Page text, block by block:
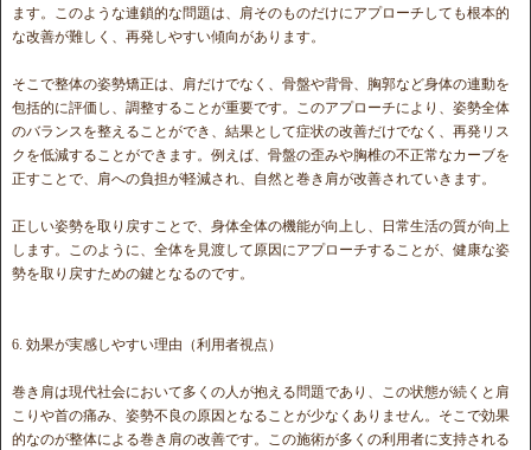
ます。このような連鎖的な問題は、肩そのものだけにアプローチしても根本的
な改善が難しく、再発しやすい傾向があります。
そこで整体の姿勢矯正は、肩だけでなく、骨盤や背骨、胸郭など身体の連動を
包括的に評価し、調整することが重要です。このアプローチにより、姿勢全体
のバランスを整えることができ、結果として症状の改善だけでなく、再発リス
クを低減することができます。例えば、骨盤の歪みや胸椎の不正常なカーブを
正すことで、肩への負担が軽減され、自然と巻き肩が改善されていきます。
正しい姿勢を取り戻すことで、身体全体の機能が向上し、日常生活の質が向上
します。このように、全体を見渡して原因にアプローチすることが、健康な姿
勢を取り戻すための鍵となるのです。
6. 効果が実感しやすい理由（利用者視点）
巻き肩は現代社会において多くの人が抱える問題であり、この状態が続くと肩
こりや首の痛み、姿勢不良の原因となることが少なくありません。そこで効果
的なのが整体による巻き肩の改善です。この施術が多くの利用者に支持される